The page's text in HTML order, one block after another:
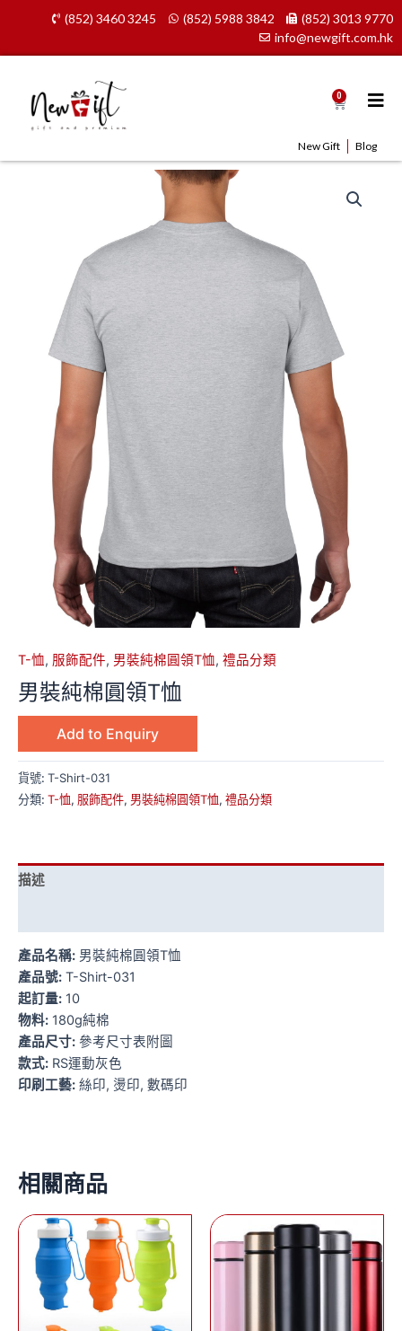
content
(852) 3460 3245 (852) 5988 3842
(852) 3013 9770
info@newgift.com.hk
0 Cart
New Gift Blog
T-恤, 服飾配件, 男裝純棉圓領T恤, 禮品分類
男裝純棉圓領T恤
Add to Enquiry
貨號: T-Shirt-031
分類: T-恤, 服飾配件, 男裝純棉圓領T恤, 禮品分類
描述
產品名稱: 男裝純棉圓領T恤
產品號: T-Shirt-031
起訂量: 10
物料: 180g純棉
產品尺寸: 參考尺寸表附圖
款式: RS運動灰色
印刷工藝: 絲印, 燙印, 數碼印
相關商品